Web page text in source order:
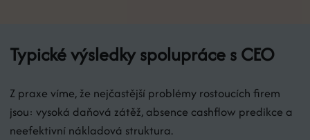
Typické výsledky spolupráce s CEO
Z praxe víme, že nejčastější problémy rostoucích firem
jsou: vysoká daňová zátěž, absence cashflow predikce a
neefektivní nákladová struktura.